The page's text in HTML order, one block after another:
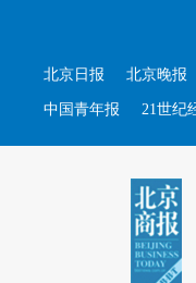
北京日报 北京晚报
中国青年报 21世纪